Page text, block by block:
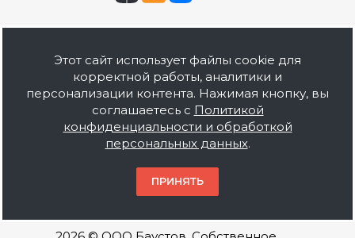
+7 (495) 212-06-41
sale@baustof.ru
Россия, Москва, Новоостаповская
д.5, стр.14
Этот сайт использует файлы cookie для
корректной работы, аналитики и
персонализации контента. Нажимая кнопку, вы
соглашаетесь с Политикой
конфиденциальности и обработкой
персональных данных.
ПРИНЯТЬ